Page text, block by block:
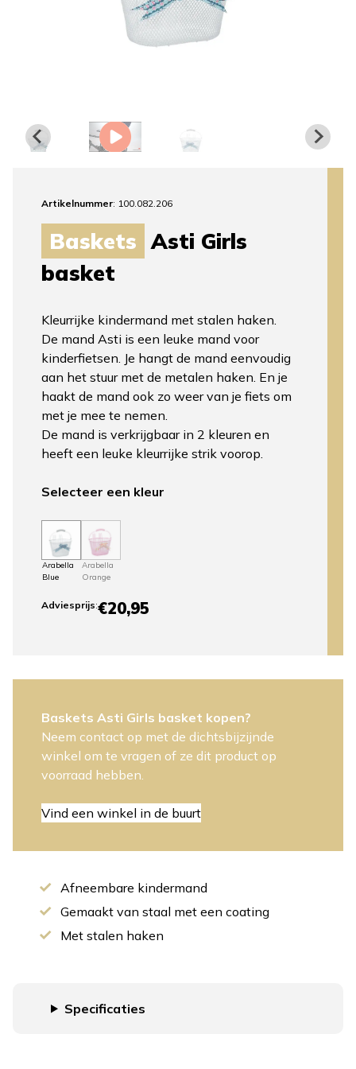
Artikelnummer: 100.082.206
Baskets Asti Girls
basket
Kleurrijke kindermand met stalen haken.
De mand Asti is een leuke mand voor
kinderfietsen. Je hangt de mand eenvoudig
aan het stuur met de metalen haken. En je
haakt de mand ook zo weer van je fiets om
met je mee te nemen.
De mand is verkrijgbaar in 2 kleuren en
heeft een leuke kleurrijke strik voorop.
Selecteer een kleur
Arabella
Blue
Arabella
Orange
Adviesprijs:€20,95
Baskets Asti Girls basket kopen?
Neem contact op met de dichtsbijzijnde
winkel om te vragen of ze dit product op
voorraad hebben.
Vind een winkel in de buurt
Afneembare kindermand
Gemaakt van staal met een coating
Met stalen haken
Specificaties